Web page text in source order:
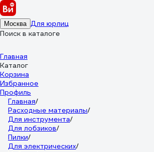
Москва Для юрлиц
Поиск в каталоге
Главная
Каталог
Корзина
Избранное
Профиль
Главная/
Расходные материалы/
Для инструмента/
Для лобзиков/
Пилки/
Для электрических/